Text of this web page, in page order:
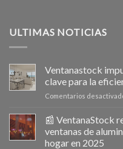
ULTIMAS NOTICIAS
Ventanastock
clave para la
Comentarios
📰 VentanaStock
ventanas de
hogar en 2025